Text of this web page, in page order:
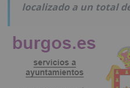
localizado a un total